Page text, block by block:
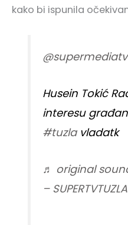
kako bi ispunila
@supermediatv
Husein Tokić
interesu
#tuzlavladatk
♬ original sound
– SUPERTVTUZLA